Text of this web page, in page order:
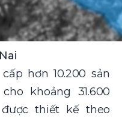
hơn 10.200 sản
khoảng 31.600
thiết kế theo